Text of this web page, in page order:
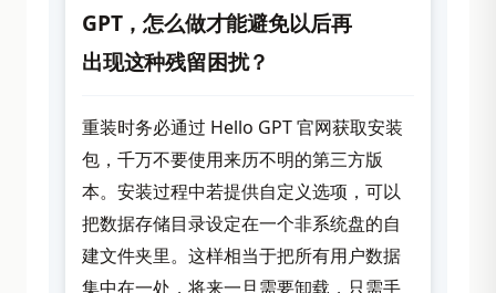
GPT，怎么做才能避免以后再
出现这种残留困扰？
重装时务必通过 Hello GPT 官网获取安装
包，千万不要使用来历不明的第三方版
本。安装过程中若提供自定义选项，可以
把数据存储目录设定在一个非系统盘的自
建文件夹里。这样相当于把所有用户数据
集中在一处，将来一旦需要卸载，只需手